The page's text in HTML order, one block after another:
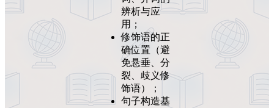
辨析与应
用；
修饰语的正
确位置（避
免悬垂、分
裂、歧义修
饰语）；
句子构造基